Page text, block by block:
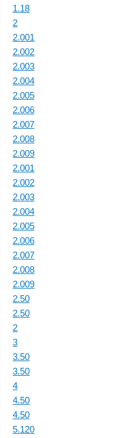
1.18
2
2.001
2.002
2.003
2.004
2.005
2.006
2.007
2.008
2.009
2.001
2.002
2.003
2.004
2.005
2.006
2.007
2.008
2.009
2.50
2.50
2
3
3.50
3.50
4
4.50
4.50
5.120